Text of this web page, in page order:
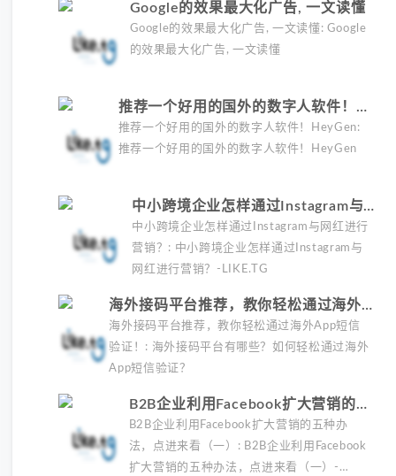
Google的效果最大化广告, 一文读懂
Google的效果最大化广告, 一文读懂: Google
的效果最大化广告, 一文读懂
推荐一个好用的国外的数字人软件！
HeyGen
推荐一个好用的国外的数字人软件！HeyGen:
推荐一个好用的国外的数字人软件！HeyGen
中小跨境企业怎样通过Instagram与
网红进行营销？
中小跨境企业怎样通过Instagram与网红进行
营销？: 中小跨境企业怎样通过Instagram与
网红进行营销？-LIKE.TG
海外接码平台推荐，教你轻松通过海外
App短信验证！
海外接码平台推荐，教你轻松通过海外App短信
验证！: 海外接码平台有哪些？如何轻松通过海外
App短信验证？
B2B企业利用Facebook扩大营销的五
种办法，点进来看（一）
B2B企业利用Facebook扩大营销的五种办
法，点进来看（一）: B2B企业利用Facebook
扩大营销的五种办法，点进来看（一）-